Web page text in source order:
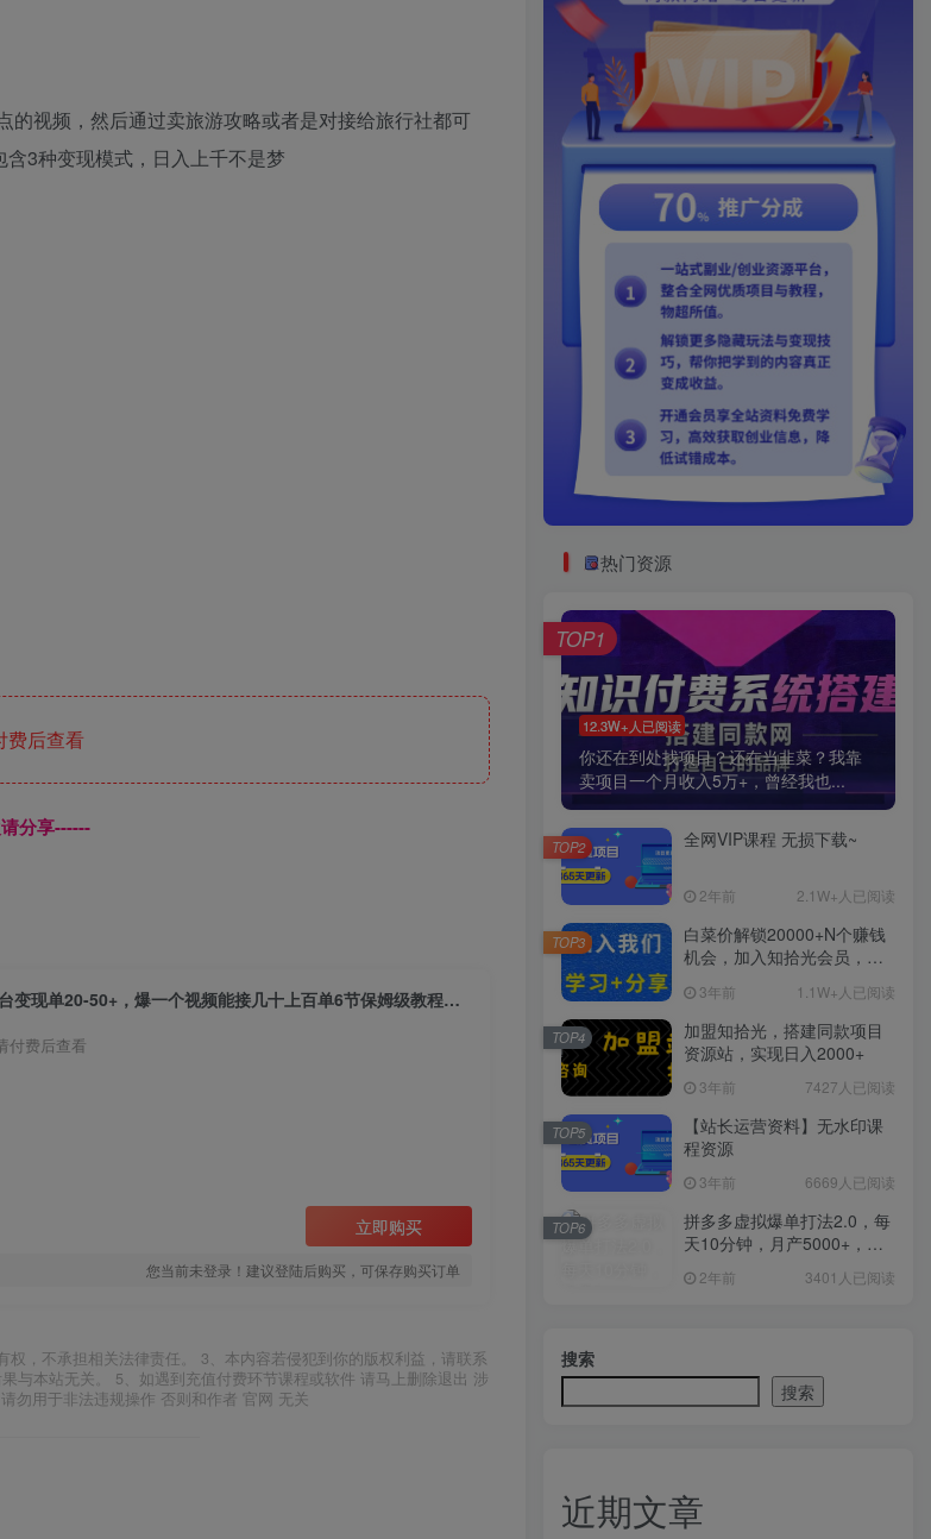
视频，然后通过卖旅游攻略或者是对接给旅行社都可
3种变现模式，日入上千不是梦
费后查看
分享------
旅游风景视频4大平台变现单20-50+，爆一个视频能接几十上百单6节保姆级教程让你轻松日入500+
付费后查看
立即购买
您当前未登录！建议登陆后购买，可保存购买订单
，不承担相关法律责任。 3、本内容若侵犯到你的版权利益，请联系
与本站无关。 5、如遇到充值付费环节课程或软件 请马上删除退出 涉
勿用于非法违规操作 否则和作者 官网 无关
热门资源
12.3W+人已阅读
你还在到处找项目？还在当韭菜？我靠
卖项目一个月收入5万+，曾经我也...
TOP1
全网VIP课程 无损下载~
2年前 2.1W+人已阅读
TOP2
白菜价解锁20000+N个赚钱
机会，加入知拾光会员，全
3年前 1.1W+人已阅读
TOP3
加盟知拾光，搭建同款项目
资源站，实现日入2000+
3年前 7427人已阅读
TOP4
【站长运营资料】无水印课
程资源
3年前 6669人已阅读
TOP5
拼多多虚拟爆单打法2.0，每
天10分钟，月产5000+，从0
2年前 3401人已阅读
TOP6
搜索
搜索
近期文章